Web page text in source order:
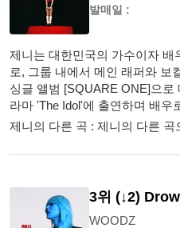
발매일 :
제니는 대한민국의 가수이자 배
로, 그룹 내에서 메인 래퍼와 보
싱글 앨범 [SQUARE ONE]으로
라마 'The Idol'에 출연하며 배우
제니의 다른 곡 : 제니의 다른
3위 (↓2)
WOODZ